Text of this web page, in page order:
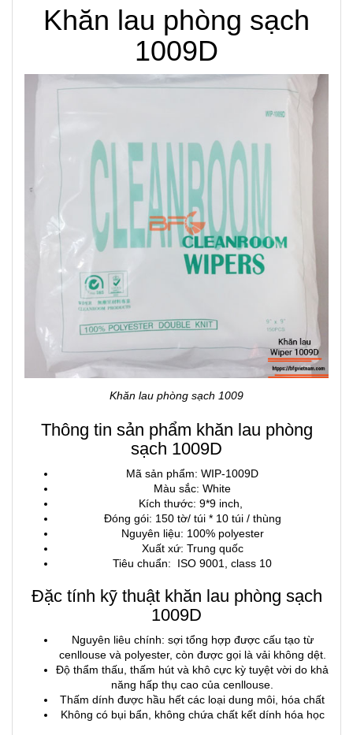
Khăn lau phòng sạch
1009D
Khăn lau phòng sạch 1009
Thông tin sản phẩm khăn lau phòng
sạch 1009D
Mã sản phẩm: WIP-1009D
Màu sắc: White
Kích thước: 9*9 inch,
Đóng gói: 150 tờ/ túi * 10 túi / thùng
Nguyên liệu: 100% polyester
Xuất xứ: Trung quốc
Tiêu chuẩn: ISO 9001, class 10
Đặc tính kỹ thuật khăn lau phòng sạch
1009D
Nguyên liêu chính: sợi tổng hợp được cấu tạo từ
cenllouse và polyester, còn được gọi là vải không dệt.
Độ thẩm thấu, thấm hút và khô cực kỳ tuyệt vời do khả
năng hấp thụ cao của cenllouse.
Thấm dính được hầu hết các loại dung môi, hóa chất
Không có bụi bẩn, không chứa chất kết dính hóa học